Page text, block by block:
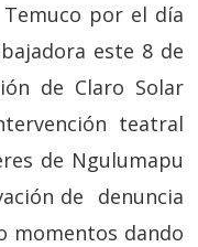
por el día
este 8 de
de Claro Solar
teatral
de Ngulumapu
de denuncia
momentos dando